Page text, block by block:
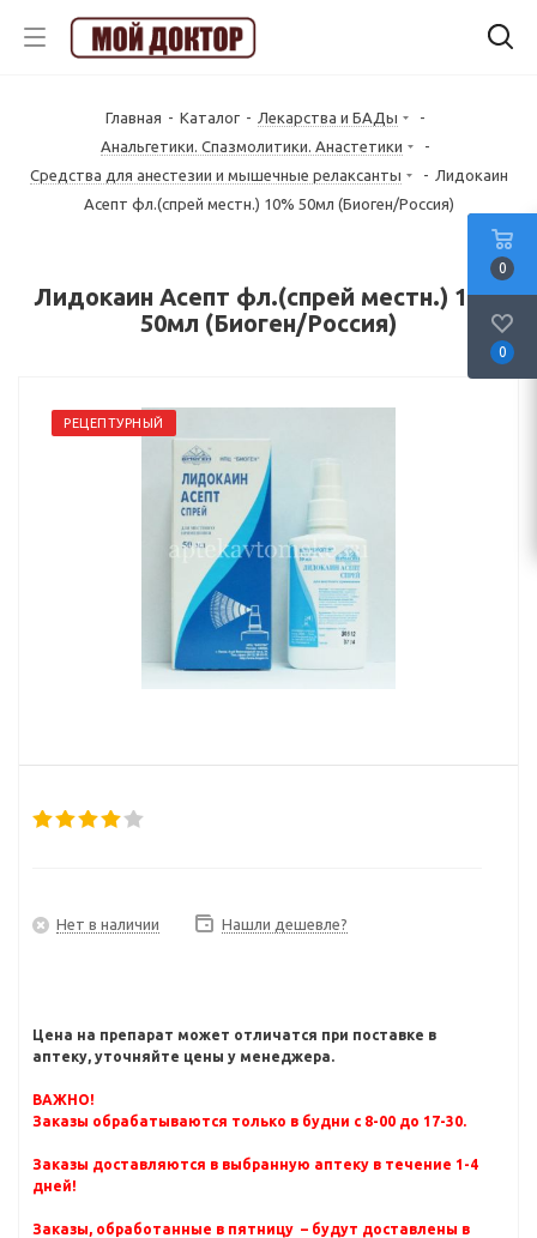
Главная - Каталог - Лекарства и БАДы
-
Анальгетики. Спазмолитики. Анастетики
-
Средства для анестезии и мышечные релаксанты
- Лидокаин
Асепт фл.(спрей местн.) 10% 50мл (Биоген/Россия)
Лидокаин Асепт фл.(спрей местн.) 10%
50мл (Биоген/Россия)
РЕЦЕПТУРНЫЙ
Нет в наличии Нашли дешевле?
Цена на препарат может отличатся при поставке в
аптеку, уточняйте цены у менеджера.
ВАЖНО!
Заказы обрабатываются только в будни с 8-00 до 17-30.
Заказы доставляются в выбранную аптеку в течение 1-4
дней!
Заказы, обработанные в пятницу – будут доставлены в
0
0